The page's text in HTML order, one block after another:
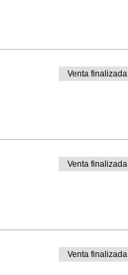
Venta finalizada
Venta finalizada
Venta finalizada